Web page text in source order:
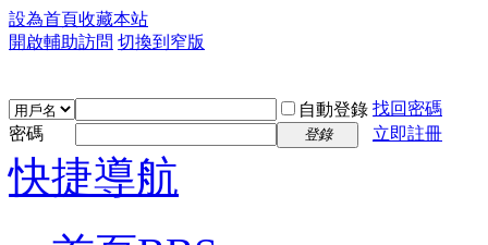
設為首頁收藏本站
開啟輔助訪問 切換到窄版
自動登錄 找回密碼
密碼
登錄 立即註冊
快捷導航